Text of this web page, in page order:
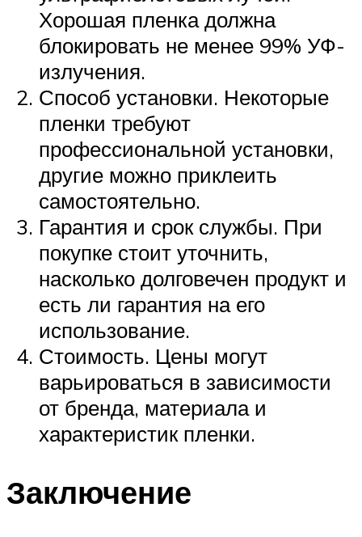
Хорошая пленка должна
блокировать не менее 99% УФ-
излучения.
Способ установки. Некоторые
пленки требуют
профессиональной установки,
другие можно приклеить
самостоятельно.
Гарантия и срок службы. При
покупке стоит уточнить,
насколько долговечен продукт и
есть ли гарантия на его
использование.
Стоимость. Цены могут
варьироваться в зависимости
от бренда, материала и
характеристик пленки.
Заключение